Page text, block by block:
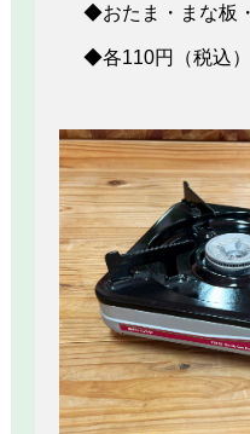
◆おたま・まな板
◆各110円（税込）